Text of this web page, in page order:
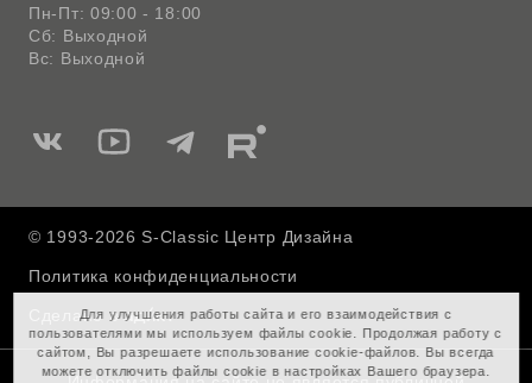
Пн-Пт: 09:00 - 18:00
Сб: Выходной
Вс: Выходной
Мы
Вконтакте
Мы
Ютуб
Мы
Telegram
Мы
Rutube
© 1993-2026 S-Classic Центр Дизайна
Политика конфиденциальности
Сделано вДля улучшения работы сайта и его взаимодействия с
пользователями мы используем файлы cookie. Продолжая работу с
сайтом, Вы разрешаете использование cookie-файлов. Вы всегда
можете отключить файлы cookie в настройках Вашего браузера.